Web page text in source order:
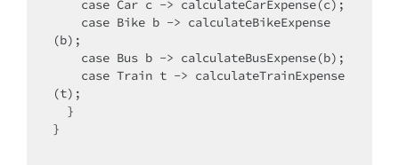
case Car c -> calculateCarExpense(c);
case Bike b -> calculateBikeExpense
(b);
case Bus b -> calculateBusExpense(b);
case Train t -> calculateTrainExpense
(t);
}